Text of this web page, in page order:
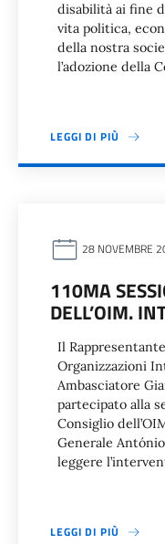
disabilità ai fine
vita politica,
della nostra
l’adozione della
LEGGI DI PIÙ
28 NOVEMBRE
110MA
DELL’OIM.
Il
Organizzazioni
Ambasciatore
partecipato alla
Consiglio
Generale
leggere
LEGGI DI PIÙ